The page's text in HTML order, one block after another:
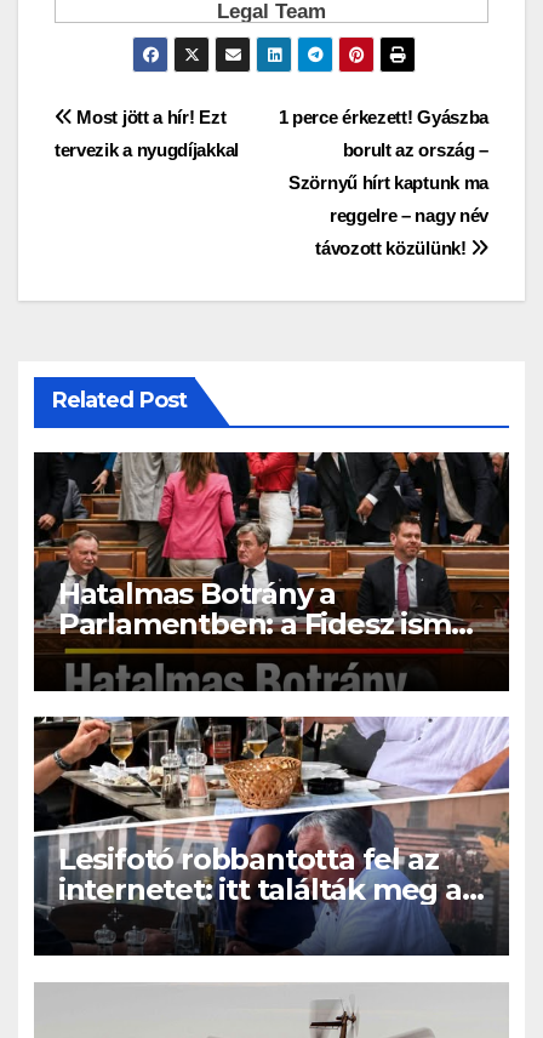
Bejegyzés
navigáció
1 perce érkezett! Gyászba
borult az ország –
Szörnyű hírt kaptunk ma
reggelre – nagy név
távozott közülünk!
Most jött a hír! Ezt
tervezik a nyugdíjakkal
Related Post
Hatalmas Botrány a
Parlamentben: a Fidesz ismét
kitett magáért!
Lesifotó robbantotta fel az
internetet: itt találták meg az
eltűnt Orbán Viktort!